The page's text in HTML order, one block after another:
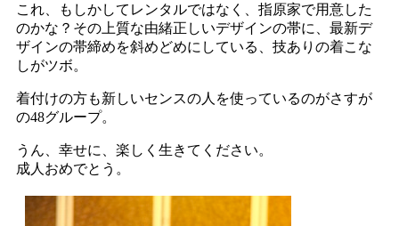
これ、もしかしてレンタルではなく、指原家で用意した
のかな？その上質な由緒正しいデザインの帯に、最新デ
ザインの帯締めを斜めどめにしている、技ありの着こな
しがツボ。
着付けの方も新しいセンスの人を使っているのがさすが
の48グループ。
うん、幸せに、楽しく生きてください。
成人おめでとう。